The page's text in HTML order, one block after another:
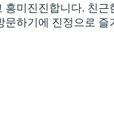
흥미진진합니다. 친근
문하기에 진정으로 즐